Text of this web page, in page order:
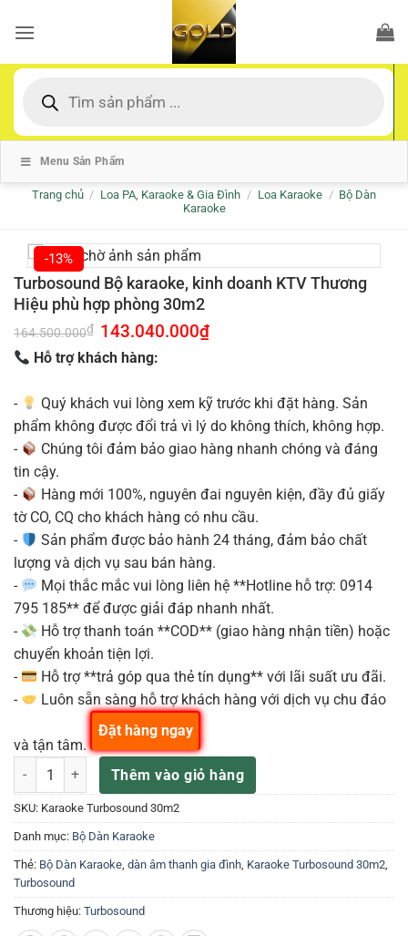
qua
dung
kiếm
Menu Sản Phẩm
Trang chủ / Loa PA, Karaoke & Gia Đình / Loa Karaoke / Bộ Dàn
Karaoke
-13%
Turbosound Bộ karaoke, kinh doanh KTV Thương
Hiệu phù hợp phòng 30m2
164.500.000₫ Giá
gốc
là:
164.500.000₫.
143.040.000₫Giá
Hỗ trợ khách hàng:
-
Quý khách vui lòng xem kỹ trước khi đặt hàng. Sản
phẩm không được đổi trả vì lý do không thích, không hợp.
-
Chúng tôi đảm bảo giao hàng nhanh chóng và đáng
tin cậy.
-
Hàng mới 100%, nguyên đai nguyên kiện, đầy đủ giấy
tờ CO, CQ cho khách hàng có nhu cầu.
-
Sản phẩm được bảo hành 24 tháng, đảm bảo chất
lượng và dịch vụ sau bán hàng.
-
Mọi thắc mắc vui lòng liên hệ **Hotline hỗ trợ: 0914
795 185** để được giải đáp nhanh nhất.
-
Hỗ trợ thanh toán **COD** (giao hàng nhận tiền) hoặc
chuyển khoản tiện lợi.
-
Hỗ trợ **trả góp qua thẻ tín dụng** với lãi suất ưu đãi.
-
Luôn sẵn sàng hỗ trợ khách hàng với dịch vụ chu đáo
và tận tâm.
Turbosound Bộ karaoke, kinh doanh KTV Thương Hiệu phù hợp
Thêm vào giỏ hàng
Đặt hàng ngay
SKU: Karaoke Turbosound 30m2
Danh mục: Bộ Dàn Karaoke
Thẻ: Bộ Dàn Karaoke, dàn âm thanh gia đình, Karaoke Turbosound 30m2,
Turbosound
Thương hiệu: Turbosound